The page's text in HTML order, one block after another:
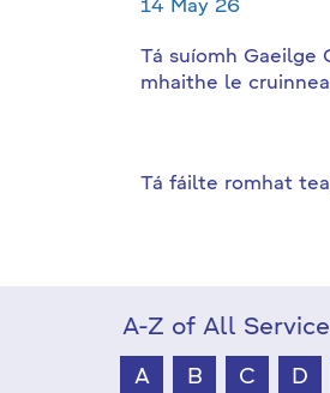
14 May 26
Tá suíomh Gaeilge
mhaithe le
Tá fáilte romhat
A-Z of All
A B C D